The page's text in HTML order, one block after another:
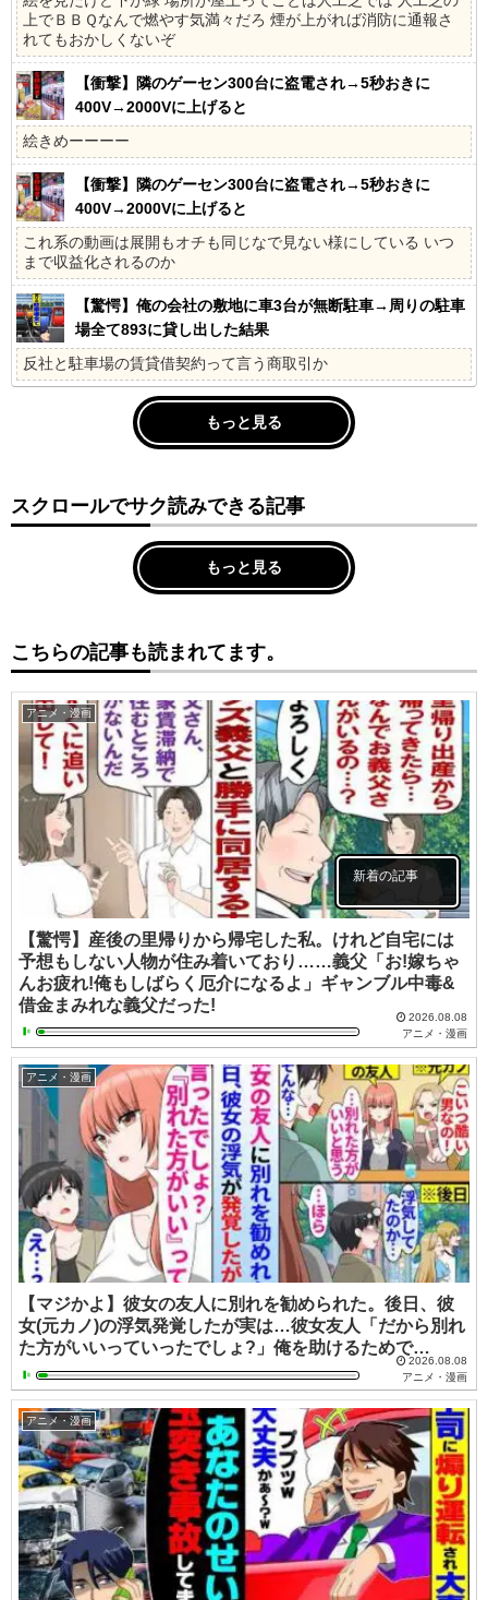
上でＢＢＱなんで燃やす気満々だろ 煙が上がれば消防に通報さ
れてもおかしくないぞ
【衝撃】隣のゲーセン300台に盗電され→5秒おきに
400V→2000Vに上げると
絵きめーーーー
【衝撃】隣のゲーセン300台に盗電され→5秒おきに
400V→2000Vに上げると
これ系の動画は展開もオチも同じなで見ない様にしている いつ
まで収益化されるのか
【驚愕】俺の会社の敷地に車3台が無断駐車→周りの駐車
場全て893に貸し出した結果
反社と駐車場の賃貸借契約って言う商取引か
もっと見る
スクロールでサク読みできる記事
もっと見る
こちらの記事も読まれてます。
アニメ・漫画
新着の記事
【驚愕】産後の里帰りから帰宅した私。けれど自宅には
予想もしない人物が住み着いており……義父「お!嫁ちゃ
んお疲れ!俺もしばらく厄介になるよ」ギャンブル中毒&
借金まみれな義父だった!
2026.08.08
アニメ・漫画
アニメ・漫画
【マジかよ】彼女の友人に別れを勧められた。後日、彼
女(元カノ)の浮気発覚したが実は…彼女友人「だから別れ
た方がいいっていったでしょ?」俺を助けるためで…
2026.08.08
アニメ・漫画
アニメ・漫画